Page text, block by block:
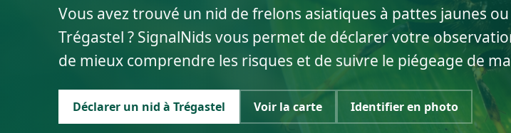
Vous avez trouvé un nid de frelons asiatiques à pattes jaunes
Trégastel ? SignalNids vous permet de déclarer votre
de mieux comprendre les risques et de suivre le piégeage de
Déclarer un nid à Trégastel Voir la carte Identifier en photo